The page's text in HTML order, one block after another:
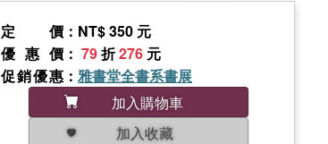
定價 ：NT$ 350 元
優惠價 ： 79折276 元
促銷優惠 ： 雅書堂全書系書展
加入購物車
加入收藏